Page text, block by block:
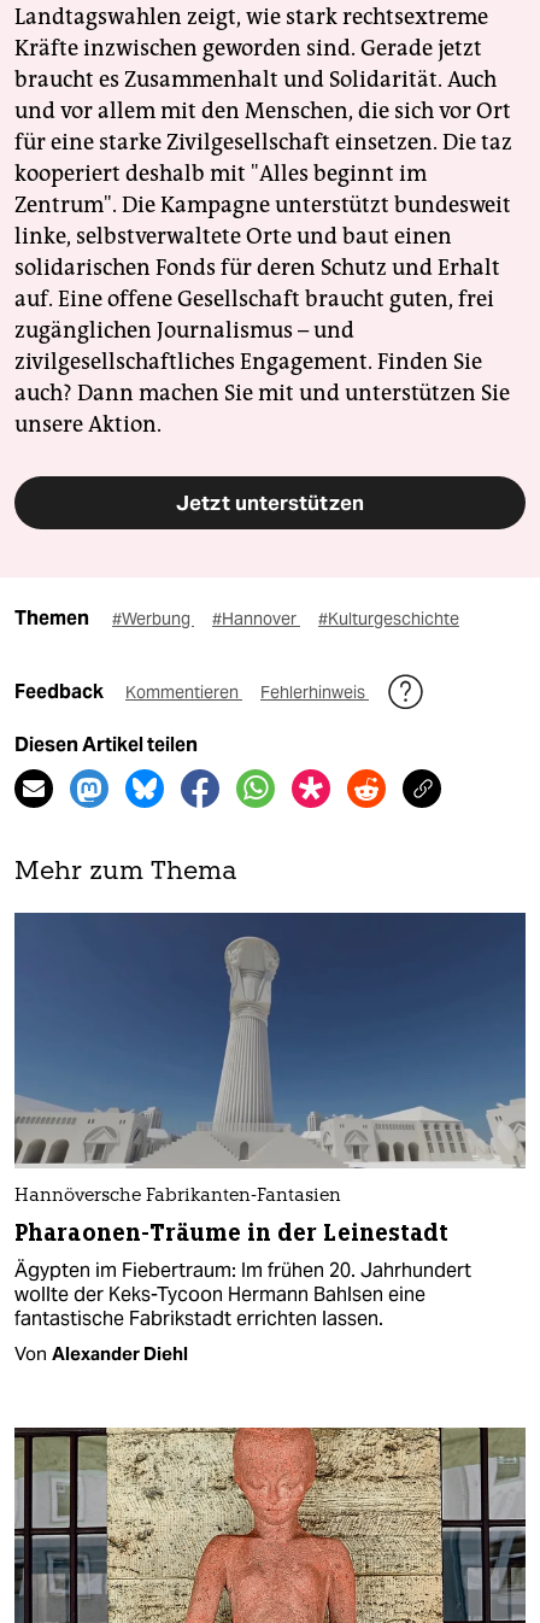
Landtagswahlen zeigt, wie stark rechtsextreme
Kräfte inzwischen geworden sind. Gerade jetzt
braucht es Zusammenhalt und Solidarität. Auch
und vor allem mit den Menschen, die sich vor Ort
für eine starke Zivilgesellschaft einsetzen. Die taz
kooperiert deshalb mit "Alles beginnt im
Zentrum". Die Kampagne unterstützt bundesweit
linke, selbstverwaltete Orte und baut einen
solidarischen Fonds für deren Schutz und Erhalt
auf. Eine offene Gesellschaft braucht guten, frei
zugänglichen Journalismus – und
zivilgesellschaftliches Engagement. Finden Sie
auch? Dann machen Sie mit und unterstützen Sie
unsere Aktion.
Jetzt unterstützen
Themen #Werbung #Hannover #Kulturgeschichte
Feedback Kommentieren Fehlerhinweis
Diesen Artikel teilen
Mehr zum Thema
Hannöversche Fabrikanten-Fantasien
Pharaonen-Träume in der Leinestadt
Ägypten im Fiebertraum: Im frühen 20. Jahrhundert
wollte der Keks-Tycoon Hermann Bahlsen eine
fantastische Fabrikstadt errichten lassen.
Von Alexander Diehl